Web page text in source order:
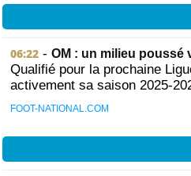
06:22 - OM : un milieu poussé
Qualifié pour la prochaine
activement sa saison 2025-
FOOT-NATIONAL.COM